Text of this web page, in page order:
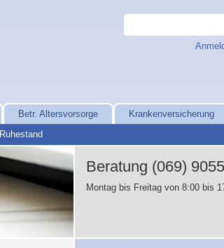
Ruhestand
Betr. Altersvorsorge Krankenversicherung
Beratung (069)
Montag bis Freitag von 8:00 bis